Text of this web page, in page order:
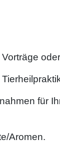
für
Aromen.